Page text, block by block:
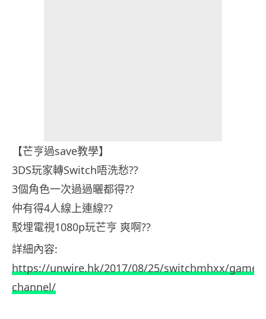
【芒亨過save教學】
3DS玩家轉Switch唔洗愁??
3個角色一次過過曬都得??
仲有得4人線上連線??
駁埋電視1080p玩芒亨 爽啊??
詳細內容:
https://unwire.hk/2017/08/25/switchmhxx/game-
channel/